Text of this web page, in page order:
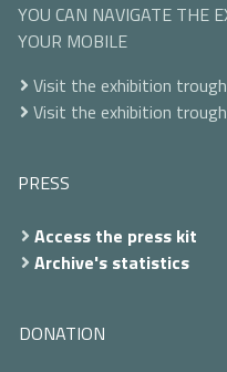
YOU CAN NAVIGATE THE
YOUR MOBILE
Visit the exhibition
Visit the exhibition
PRESS
Access the press kit
Archive's statistics
DONATION